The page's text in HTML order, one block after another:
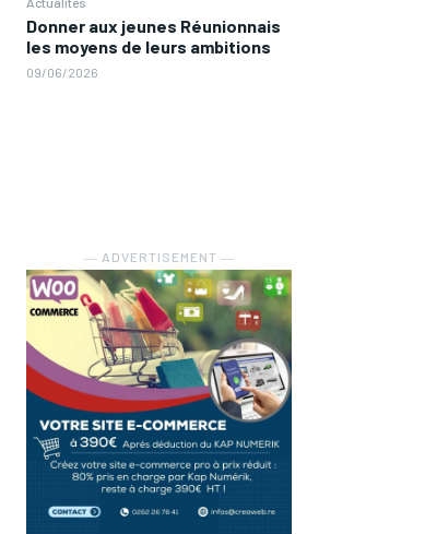
Donner aux jeunes Réunionnais
les moyens de leurs ambitions
09/06/2026
― ADVERTISEMENT ―